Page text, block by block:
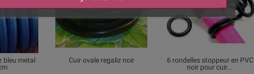
bleu metal
Cuir ovale regaliz noir
6 rondelles stoppeur en PVC
noir pour cuir...